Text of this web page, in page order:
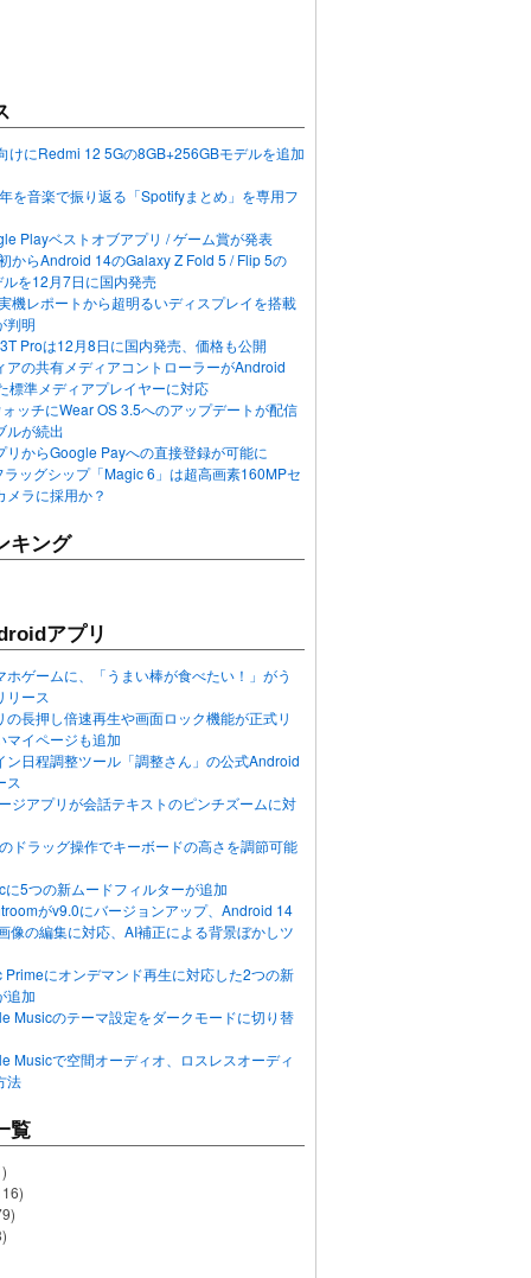
けにRedmi 12 5Gの8GB+256GBモデルを追加
を音楽で振り返る「Spotifyまとめ」を専用フ
Playベストオブアプリ / ゲーム賞が発表
からAndroid 14のGalaxy Z Fold 5 / Flip 5の
を12月7日に国内発売
機レポートから超明るいディスプレイを搭載
判明
Proは12月8日に国内発売、価格も公開
アの共有メディアコントローラーがAndroid
標準メディアプレイヤーに対応
ッチにWear OS 3.5へのアップデートが配信
ルが続出
リからGoogle Payへの直接登録が可能に
ッグシップ「Magic 6」は超高画素160MPセ
メラに採用か？
キング
アプリ
ホゲームに、「うまい棒が食べたい！」がう
リース
の長押し倍速再生や画面ロック機能が正式リ
マイページも追加
ン日程調整ツール「調整さん」の公式Android
ス
ジアプリが会話テキストのピンチズームに対
ドラッグ操作でキーボードの高さを調節可能
に5つの新ムードフィルターが追加
がv9.0にバージョンアップ、Android 14
像の編集に対応、AI補正による背景ぼかしツ
Primeにオンデマンド再生に対応した2つの新
追加
Musicのテーマ設定をダークモードに切り替
Musicで空間オーディオ、ロスレスオーディ
法
覧